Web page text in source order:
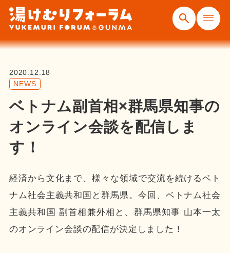
2020.12.18
NEWS
ベトナム副首相×群馬県知事の
オンライン会談を配信しま
す！
経済から文化まで、様々な領域で交流を続けるベト
ナム社会主義共和国と群馬県。今回、ベトナム社会
主義共和国 副首相兼外相と、群馬県知事 山本一太
のオンライン会談の配信が決定しました！